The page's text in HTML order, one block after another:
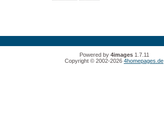
Powered by 4images1.7.11
Copyright © 2002-2026 4homepages.de